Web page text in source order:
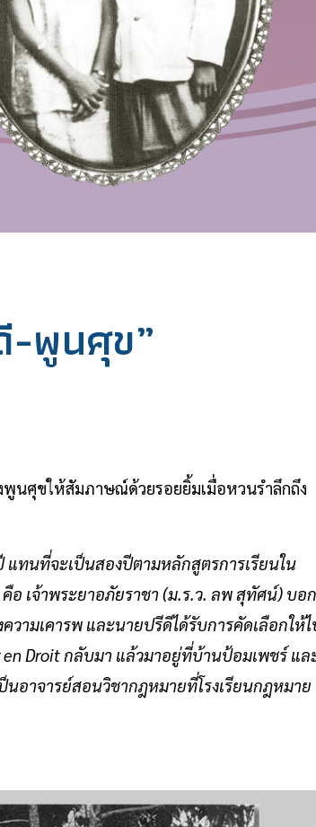
-พูนศุข”
นศุขให้สัมภาษณ์ด้วยรอยยิ้มเมื่อหวนรำลึกถึง
แทนที่จะเป็นสองปีตามหลักสูตรการเรียนใน
เจ้าพระยาอภัยราชา (ม.ร.ว. ลพ สุทัศน์) บอก
ามเคารพ และนายปรีดีได้รับการคัดเลือกให้
en Droit กลับมา แล้วมาอยู่ที่บ้านป้อมเพชร์ แล
นอาจารย์สอนวิชากฎหมายที่โรงเรียนกฎหมาย